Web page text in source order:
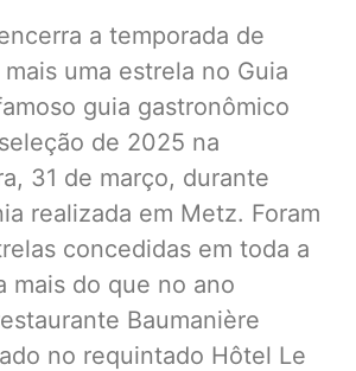
a temporada de
uma estrela no Guia
guia gastronômico
de 2025 na
31 de março, durante
realizada em Metz. Foram
concedidas em toda a
mais do que no ano
Baumanière
no requintado Hôtel Le